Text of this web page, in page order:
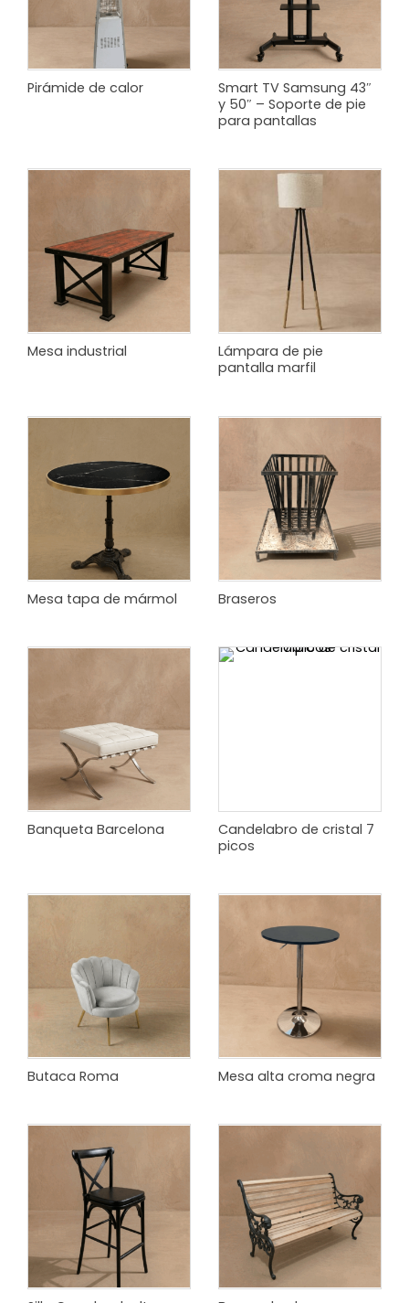
Pirámide de calor
Smart TV Samsung 43″
y 50″ – Soporte de pie
para pantallas
Mesa industrial
Lámpara de pie
pantalla marfil
Mesa tapa de mármol Braseros
Banqueta Barcelona
Candelabro de cristal 7
picos
Butaca Roma Mesa alta croma negra